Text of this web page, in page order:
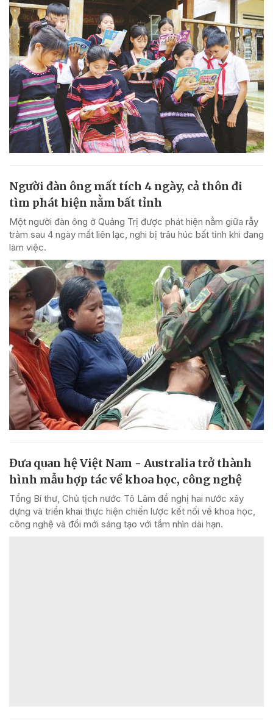
Người đàn ông mất tích 4 ngày, cả thôn đi
tìm phát hiện nằm bất tỉnh
Một người đàn ông ở Quảng Trị được phát hiện nằm giữa rẫy
tràm sau 4 ngày mất liên lạc, nghi bị trâu húc bất tỉnh khi đang
làm việc.
Đưa quan hệ Việt Nam - Australia trở thành
hình mẫu hợp tác về khoa học, công nghệ
Tổng Bí thư, Chủ tịch nước Tô Lâm đề nghị hai nước xây
dựng và triển khai thực hiện chiến lược kết nối về khoa học,
công nghệ và đổi mới sáng tạo với tầm nhìn dài hạn.